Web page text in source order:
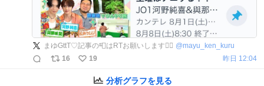
まゆGttT♡記事の📮はRTお願いします🙇‍♂️ @mayu_ken_kuru
16
19 昨日 12:04
分析グラフを見る